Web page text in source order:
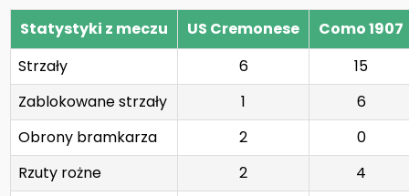
Statystyki z meczu US Cremonese
Como 1907
Strzały
6
15
Zablokowane strzały
1
6
Obrony bramkarza
2
0
Rzuty rożne
2
4